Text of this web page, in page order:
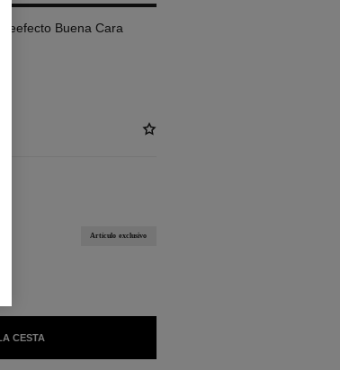
Buena Cara
Artículo exclusivo
CESTA